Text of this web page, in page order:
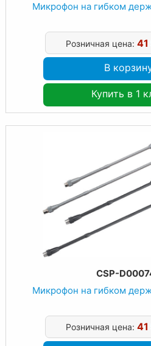
Микрофон на гибком
Розничная цена: 41
В
Купить в 1
CSP-
Микрофон на гибком
Розничная цена: 41